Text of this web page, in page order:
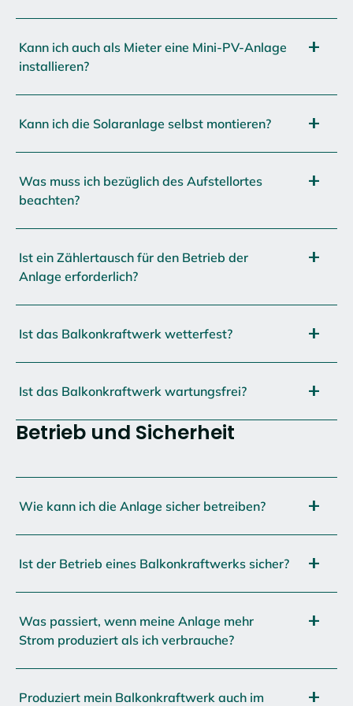
Kann ich auch als Mieter eine Mini-PV-Anlage
installieren?
Kann ich die Solaranlage selbst montieren?
Was muss ich bezüglich des Aufstellortes
beachten?
Ist ein Zählertausch für den Betrieb der
Anlage erforderlich?
Ist das Balkonkraftwerk wetterfest?
Ist das Balkonkraftwerk wartungsfrei?
Betrieb und Sicherheit
Wie kann ich die Anlage sicher betreiben?
Ist der Betrieb eines Balkonkraftwerks sicher?
Was passiert, wenn meine Anlage mehr
Strom produziert als ich verbrauche?
Produziert mein Balkonkraftwerk auch im